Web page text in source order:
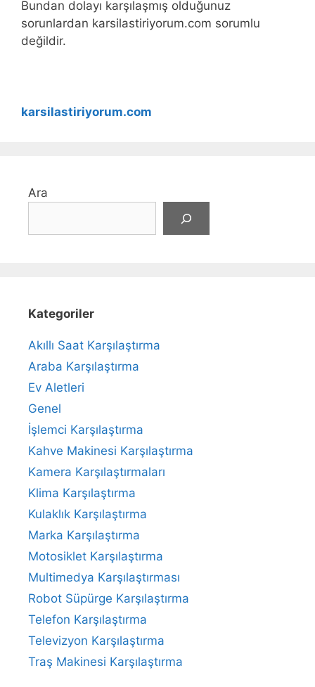
Bundan dolayı karşılaşmış olduğunuz
sorunlardan karsilastiriyorum.com sorumlu
değildir.
karsilastiriyorum.com
Ara
Kategoriler
Akıllı Saat Karşılaştırma
Araba Karşılaştırma
Ev Aletleri
Genel
İşlemci Karşılaştırma
Kahve Makinesi Karşılaştırma
Kamera Karşılaştırmaları
Klima Karşılaştırma
Kulaklık Karşılaştırma
Marka Karşılaştırma
Motosiklet Karşılaştırma
Multimedya Karşılaştırması
Robot Süpürge Karşılaştırma
Telefon Karşılaştırma
Televizyon Karşılaştırma
Traş Makinesi Karşılaştırma